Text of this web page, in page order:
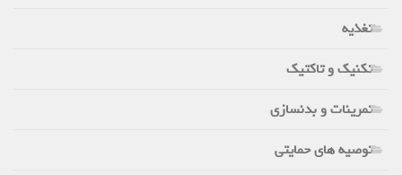
تغذیه
تکنیک و تاکتیک
تمرینات و بدنسازی
توصیه های حمایتی